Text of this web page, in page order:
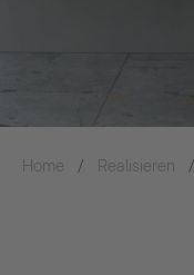
Home Realisieren